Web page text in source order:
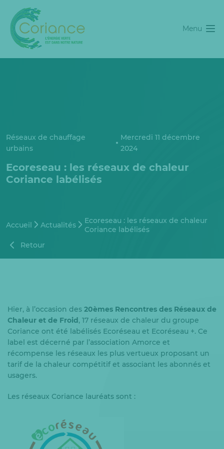
Menu
Réseaux de chauffage
urbains
Mercredi 11 décembre
2024
Ecoreseau : les réseaux de chaleur
Coriance labélisés
Accueil Actualités
Ecoreseau : les réseaux de chaleur
Coriance labélisés
Retour
Hier, à l’occasion des 20èmes Rencontres des Réseaux de
Chaleur et de Froid, 17 réseaux de chaleur du groupe
Coriance ont été labélisés Ecoréseau et Ecoréseau +. Ce
label est décerné par l’association Amorce et
récompense les réseaux les plus vertueux proposant un
tarif de la chaleur compétitif et associant les abonnés et
usagers.
Les réseaux Coriance lauréats sont :